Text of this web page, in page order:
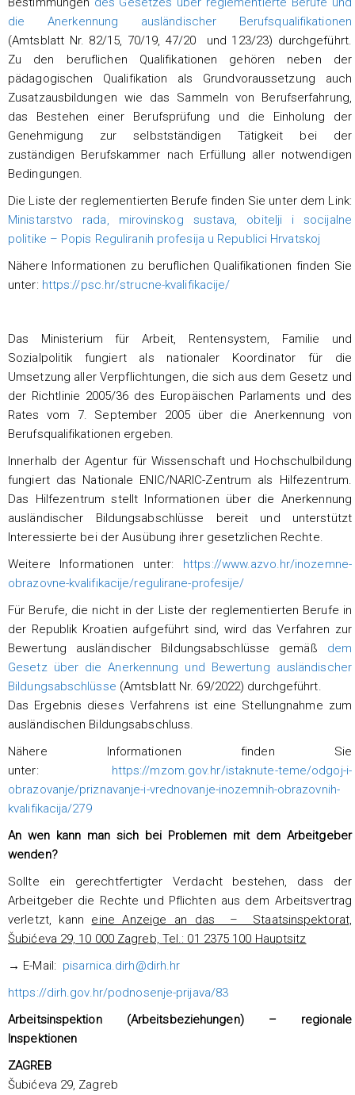
die Anerkennung ausländischer Berufsqualifikationen
(Amtsblatt Nr. 82/15, 70/19, 47/20 und 123/23) durchgeführt.
Zu den beruflichen Qualifikationen gehören neben der
pädagogischen Qualifikation als Grundvoraussetzung auch
Zusatzausbildungen wie das Sammeln von Berufserfahrung,
das Bestehen einer Berufsprüfung und die Einholung der
Genehmigung zur selbstständigen Tätigkeit bei der
zuständigen Berufskammer nach Erfüllung aller notwendigen
Bedingungen.
Die Liste der reglementierten Berufe finden Sie unter dem Link:
Ministarstvo rada, mirovinskog sustava, obitelji i socijalne
politike – Popis Reguliranih profesija u Republici Hrvatskoj
Nähere Informationen zu beruflichen Qualifikationen finden Sie
unter: https://psc.hr/strucne-kvalifikacije/
Das Ministerium für Arbeit, Rentensystem, Familie und
Sozialpolitik fungiert als nationaler Koordinator für die
Umsetzung aller Verpflichtungen, die sich aus dem Gesetz und
der Richtlinie 2005/36 des Europäischen Parlaments und des
Rates vom 7. September 2005 über die Anerkennung von
Berufsqualifikationen ergeben.
Innerhalb der Agentur für Wissenschaft und Hochschulbildung
fungiert das Nationale ENIC/NARIC-Zentrum als Hilfezentrum.
Das Hilfezentrum stellt Informationen über die Anerkennung
ausländischer Bildungsabschlüsse bereit und unterstützt
Interessierte bei der Ausübung ihrer gesetzlichen Rechte.
Weitere Informationen unter: https://www.azvo.hr/inozemne-
obrazovne-kvalifikacije/regulirane-profesije/
Für Berufe, die nicht in der Liste der reglementierten Berufe in
der Republik Kroatien aufgeführt sind, wird das Verfahren zur
Bewertung ausländischer Bildungsabschlüsse gemäß dem
Gesetz über die Anerkennung und Bewertung ausländischer
Bildungsabschlüsse (Amtsblatt Nr. 69/2022) durchgeführt.
Das Ergebnis dieses Verfahrens ist eine Stellungnahme zum
ausländischen Bildungsabschluss.
Nähere Informationen finden Sie
unter: https://mzom.gov.hr/istaknute-teme/odgoj-i-
obrazovanje/priznavanje-i-vrednovanje-inozemnih-obrazovnih-
kvalifikacija/279
An wen kann man sich bei Problemen mit dem Arbeitgeber
wenden?
Sollte ein gerechtfertigter Verdacht bestehen, dass der
Arbeitgeber die Rechte und Pflichten aus dem Arbeitsvertrag
verletzt, kann eine Anzeige an das – Staatsinspektorat,
Šubićeva 29, 10 000 Zagreb, Tel.: 01 2375 100 Hauptsitz
→ E-Mail: pisarnica.dirh@dirh.hr
https://dirh.gov.hr/podnosenje-prijava/83
Arbeitsinspektion (Arbeitsbeziehungen) – regionale
Inspektionen
ZAGREB
Šubićeva 29, Zagreb